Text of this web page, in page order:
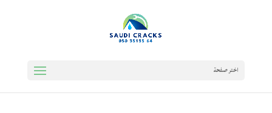
اختر صفحة